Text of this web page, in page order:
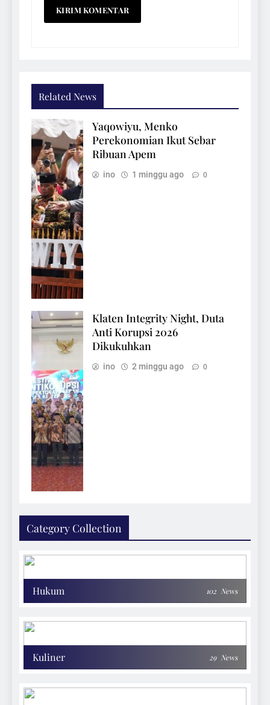
Related News
Yaqowiyu, Menko
Perekonomian Ikut Sebar
Ribuan Apem
ino 1 minggu ago 0
Klaten Integrity Night, Duta
Anti Korupsi 2026
Dikukuhkan
ino 2 minggu ago 0
Category Collection
Hukum 102 News
Kuliner 29 News